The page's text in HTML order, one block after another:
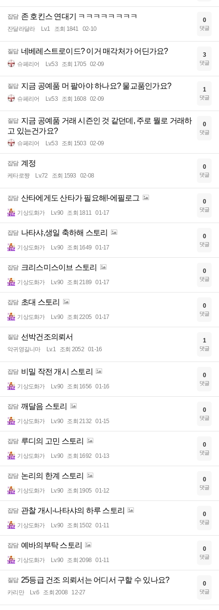
잡담 존 호킨스 연대기 ㅋㅋㅋㅋㅋㅋㅋㅋ
잔달라달라 Lv.1 조회 1841 02-10
0
댓글
질답 네베레스트로이드? 이거 매각처가 어딘가요?
슈페리어 Lv.53 조회 1705 02-09
3
댓글
질답 지금 공예품 머 팔아야 하나요? 물교품인가요?
슈페리어 Lv.53 조회 1608 02-09
1
댓글
질답 지금 공예품 거래 시즌인 것 같던데, 주로 뭘로 거래하
고 있는건가요?
슈페리어 Lv.53 조회 1503 02-09
0
댓글
잡담 계정
케타로쨩 Lv.72 조회 1593 02-08
0
댓글
잡담 산타에게도 산타가 필요해!-에필로그
기상도화가 Lv.90 조회 1811 01-17
0
댓글
잡담 나타샤,생일 축하해 스토리
기상도화가 Lv.90 조회 1649 01-17
0
댓글
잡담 크리스미스이브 스토리
기상도화가 Lv.90 조회 2189 01-17
0
댓글
잡담 초대 스토리
기상도화가 Lv.90 조회 2205 01-17
0
댓글
질답 선박건조의뢰서
악귀영길니마 Lv.1 조회 2052 01-16
1
댓글
잡담 비밀 작전 개시 스토리
기상도화가 Lv.90 조회 1656 01-16
0
댓글
잡담 깨달음 스토리
기상도화가 Lv.90 조회 2132 01-15
0
댓글
잡담 루디의 고민 스토리
기상도화가 Lv.90 조회 1692 01-13
0
댓글
잡담 논리의 한계 스토리
기상도화가 Lv.90 조회 1905 01-12
0
댓글
잡담 관찰 개시-나타샤의 하루 스토리
기상도화가 Lv.90 조회 1502 01-11
0
댓글
잡담 예바의부탁 스토리
기상도화가 Lv.90 조회 2098 01-11
0
댓글
질답 25등급 건조 의뢰서는 어디서 구할 수 있나요?
카리만 Lv.6 조회 2008 12-27
0
댓글